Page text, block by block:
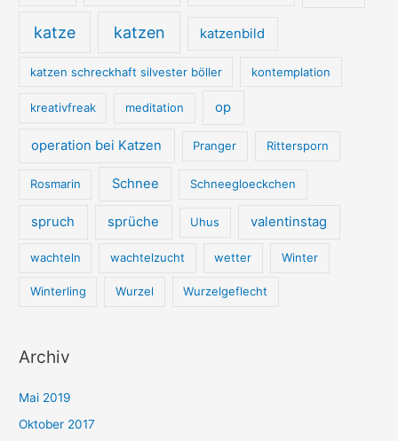
katze katzen katzenbild
katzen schreckhaft silvester böller kontemplation
kreativfreak meditation op
operation bei Katzen Pranger Rittersporn
Rosmarin Schnee Schneegloeckchen
spruch sprüche Uhus valentinstag
wachteln wachtelzucht wetter Winter
Winterling Wurzel Wurzelgeflecht
Archiv
Mai 2019
Oktober 2017